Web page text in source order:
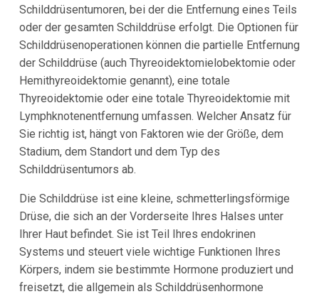
Schilddrüsentumoren, bei der die Entfernung eines Teils
oder der gesamten Schilddrüse erfolgt. Die Optionen für
Schilddrüsenoperationen können die partielle Entfernung
der Schilddrüse (auch Thyreoidektomielobektomie oder
Hemithyreoidektomie genannt), eine totale
Thyreoidektomie oder eine totale Thyreoidektomie mit
Lymphknotenentfernung umfassen. Welcher Ansatz für
Sie richtig ist, hängt von Faktoren wie der Größe, dem
Stadium, dem Standort und dem Typ des
Schilddrüsentumors ab.
Die Schilddrüse ist eine kleine, schmetterlingsförmige
Drüse, die sich an der Vorderseite Ihres Halses unter
Ihrer Haut befindet. Sie ist Teil Ihres endokrinen
Systems und steuert viele wichtige Funktionen Ihres
Körpers, indem sie bestimmte Hormone produziert und
freisetzt, die allgemein als Schilddrüsenhormone